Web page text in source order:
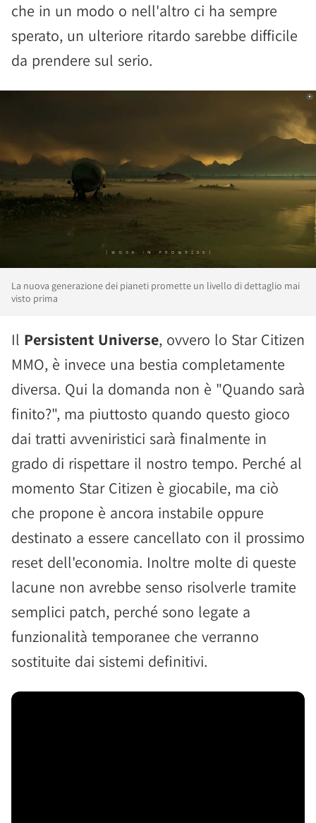
che in un modo o nell'altro ci ha sempre
sperato, un ulteriore ritardo sarebbe difficile
da prendere sul serio.
La nuova generazione dei pianeti promette un livello di dettaglio mai
visto prima
Il Persistent Universe, ovvero lo Star Citizen
MMO, è invece una bestia completamente
diversa. Qui la domanda non è "Quando sarà
finito?", ma piuttosto quando questo gioco
dai tratti avveniristici sarà finalmente in
grado di rispettare il nostro tempo. Perché al
momento Star Citizen è giocabile, ma ciò
che propone è ancora instabile oppure
destinato a essere cancellato con il prossimo
reset dell'economia. Inoltre molte di queste
lacune non avrebbe senso risolverle tramite
semplici patch, perché sono legate a
funzionalità temporanee che verranno
sostituite dai sistemi definitivi.